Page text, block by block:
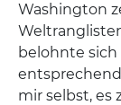
Washington
belohnte
mir selbst, es